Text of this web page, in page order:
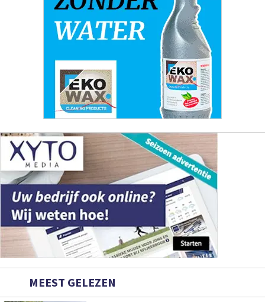
MEEST GELEZEN